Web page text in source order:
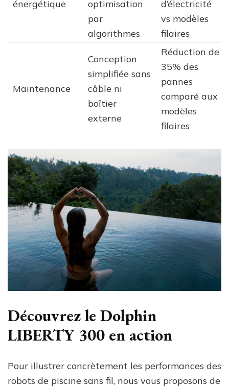
énergétique
optimisation
par
algorithmes
d’électricité
vs modèles
filaires
Maintenance
Conception
simplifiée sans
câble ni
boîtier
externe
Réduction de
35% des
pannes
comparé aux
modèles
filaires
Découvrez le Dolphin
LIBERTY 300 en action
Pour illustrer concrètement les performances des
robots de piscine sans fil, nous vous proposons de